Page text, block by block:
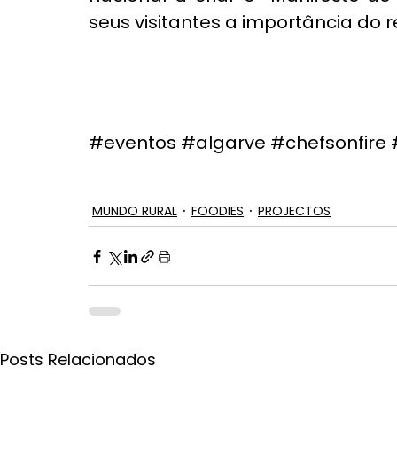
seus visitantes a importância do
#eventos #algarve #chefsonfire
MUNDO RURAL FOODIES PROJECTOS
Posts Relacionados